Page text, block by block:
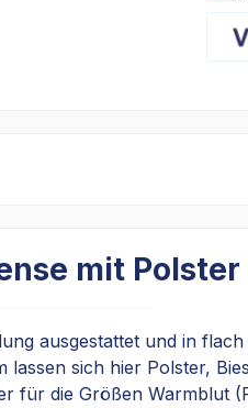
mit
ausgestattet und in
sich hier Polster,
für die Größen